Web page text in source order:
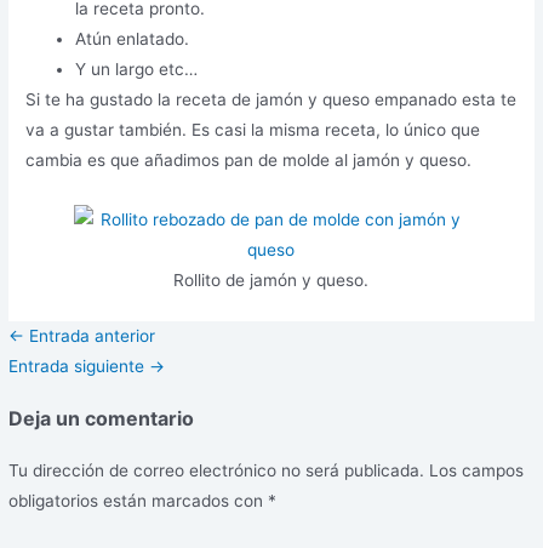
la receta pronto.
Atún enlatado.
Y un largo etc…
Si te ha gustado la receta de jamón y queso empanado esta te
va a gustar también. Es casi la misma receta, lo único que
cambia es que añadimos pan de molde al jamón y queso.
Rollito de jamón y queso.
← Entrada anterior
Entrada siguiente →
Deja un comentario
Tu dirección de correo electrónico no será publicada. Los campos
obligatorios están marcados con *